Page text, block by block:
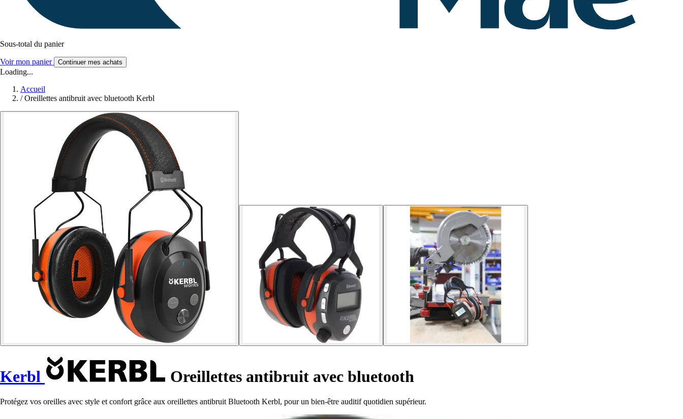
Sous-total du panier
Voir mon panier Continuer mes achats
Loading...
Accueil
/ Oreillettes antibruit avec bluetooth Kerbl
Kerbl Oreillettes antibruit avec bluetooth
Protégez vos oreilles avec style et confort grâce aux oreillettes antibruit Bluetooth Kerbl, pour un bien-être auditif quotidien supérieur.